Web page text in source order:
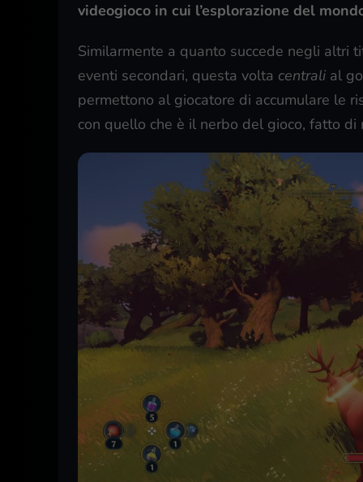
videogioco in cui l’esplorazione del
Similarmente a quanto succede negli altri
eventi secondari, questa volta centrali al
permettono al giocatore di accumulare le
con quello che è il nerbo del gioco, fatto